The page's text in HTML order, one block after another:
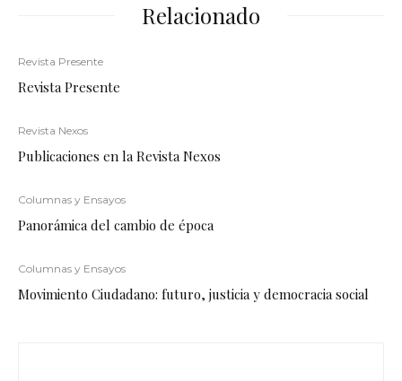
Relacionado
Revista Presente
Revista Presente
Revista Nexos
Publicaciones en la Revista Nexos
Columnas y Ensayos
Panorámica del cambio de época
Columnas y Ensayos
Movimiento Ciudadano: futuro, justicia y democracia social